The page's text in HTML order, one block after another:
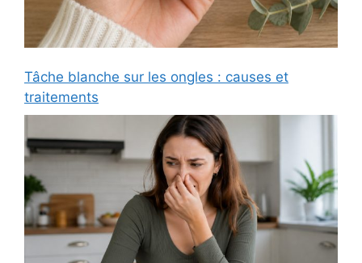
Tâche blanche sur les ongles : causes et
traitements